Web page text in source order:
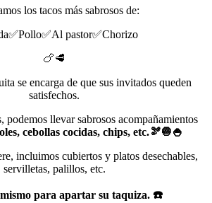
los tacos más sabrosos de:
pastor✅Chorizo
🍗🥩
se encarga de que sus invitados queden
satisfechos.
podemos llevar sabrosos acompañamientos
cebollas cocidas, chips, etc.🫘🧅🍚
incluimos cubiertos y platos desechables,
servilletas, palillos, etc.
para apartar su taquiza. ☎️